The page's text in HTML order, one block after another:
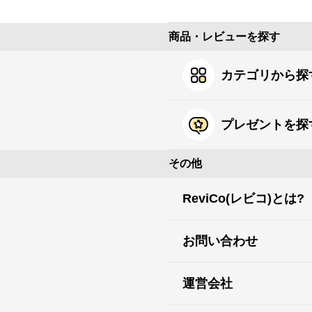
商品・レビューを探す
カテゴリから探
プレゼントを探
その他
ReviCo(レビコ)とは?
お問い合わせ
運営会社